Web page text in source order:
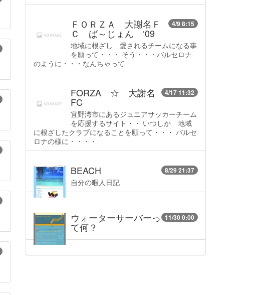
4/9 8:15
ＦＯＲＺＡ 大謝名Ｆ
Ｃ ば～じょん ‘09
地域に根ざし 愛されるチームになる事
を願って・・・ そう・・・バルセロナ
のように・・・なんちゃって
4/17 11:32
FORZA ☆ 大謝名
FC
宜野湾市にあるジュニアサッカーチーム
を応援するサイト・・ いつしか 地域
に根ざしたクラブになることを願って・・・ バルセ
ロナの様に・・・・
8/29 21:37
BEACH
自分の暇人日記
11/30 0:00
ウォーターサーバーっ
て何？